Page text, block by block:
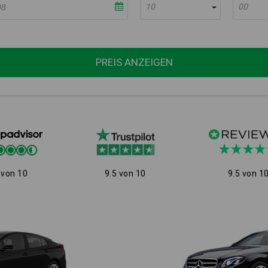
10 00
PREIS ANZEIGEN
10 9.5 von 10 9.5 von